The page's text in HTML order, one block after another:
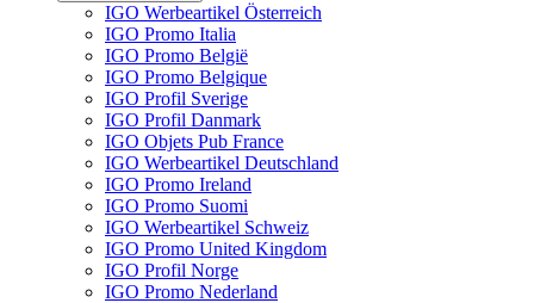
IGO Werbeartikel Österreich
IGO Promo Italia
IGO Promo België
IGO Promo Belgique
IGO Profil Sverige
IGO Profil Danmark
IGO Objets Pub France
IGO Werbeartikel Deutschland
IGO Promo Ireland
IGO Promo Suomi
IGO Werbeartikel Schweiz
IGO Promo United Kingdom
IGO Profil Norge
IGO Promo Nederland